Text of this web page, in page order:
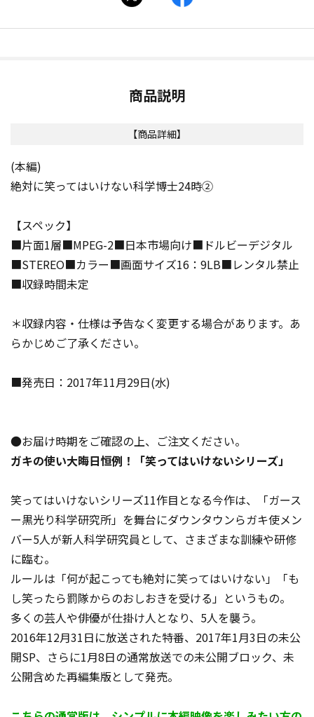
商品説明
【商品詳細】
(本編)
絶対に笑ってはいけない科学博士24時②
【スペック】
■片面1層■MPEG-2■日本市場向け■ドルビーデジタル
■STEREO■カラー■画面サイズ16：9LB■レンタル禁止
■収録時間未定
＊収録内容・仕様は予告なく変更する場合があります。あ
らかじめご了承ください。
■発売日：2017年11月29日(水)
●お届け時期をご確認の上、ご注文ください。
ガキの使い大晦日恒例！「笑ってはいけないシリーズ」
笑ってはいけないシリーズ11作目となる今作は、「ガース
ー黒光り科学研究所」を舞台にダウンタウンらガキ使メン
バー5人が新人科学研究員として、さまざまな訓練や研修
に臨む。
ルールは「何が起こっても絶対に笑ってはいけない」「も
し笑ったら罰隊からのおしおきを受ける」というもの。
多くの芸人や俳優が仕掛け人となり、5人を襲う。
2016年12月31日に放送された特番、2017年1月3日の未公
開SP、さらに1月8日の通常放送での未公開ブロック、未
公開含めた再編集版として発売。